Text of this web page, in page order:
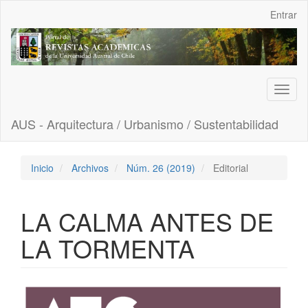
Contenido
principal
Barra
Entrar
AUS - Arquitectura / Urbanismo / Sustentabilidad
Inicio Archivos Núm. 26 (2019) Editorial
LA CALMA ANTES DE
LA TORMENTA
Barra